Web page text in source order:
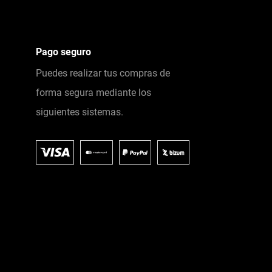
Pago seguro
Puedes realizar tus compras de
forma segura mediante los
siguientes sistemas.